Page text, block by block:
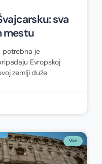
sva
mestu
potrebna je
Evropskoj
zemlji duže
Vize